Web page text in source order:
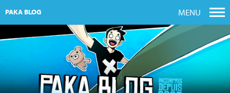
PAKA BLOG MENU